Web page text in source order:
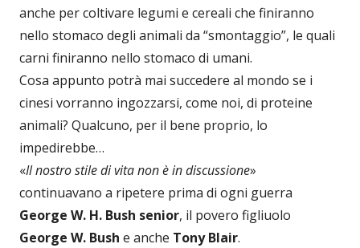
anche per coltivare legumi e cereali che finiranno
nello stomaco degli animali da “smontaggio”, le quali
carni finiranno nello stomaco di umani.
Cosa appunto potrà mai succedere al mondo se i
cinesi vorranno ingozzarsi, come noi, di proteine
animali? Qualcuno, per il bene proprio, lo
impedirebbe…
«Il nostro stile di vita non è in discussione»
continuavano a ripetere prima di ogni guerra
George W. H. Bush senior, il povero figliuolo
George W. Bush e anche Tony Blair.